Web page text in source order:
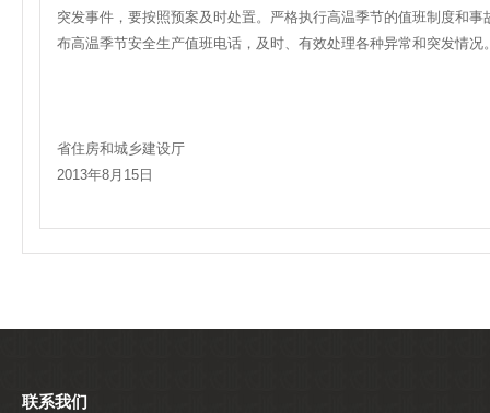
突发事件，要按照预案及时处置。严格执行高温季节的值班制度和
布高温季节安全生产值班电话，及时、有效处理各种异常和突发情况
省住房和城乡建设厅
2013年8月15日
联系我们